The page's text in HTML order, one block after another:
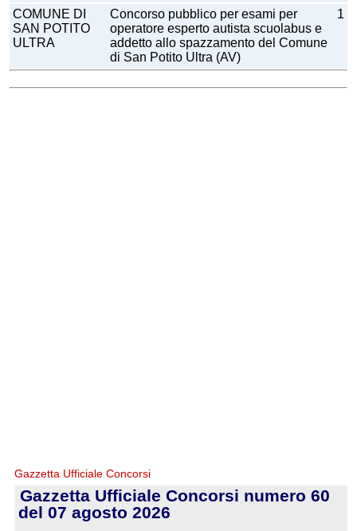
COMUNE DI
SAN POTITO
ULTRA
Concorso pubblico per esami per
operatore esperto autista scuolabus e
addetto allo spazzamento del Comune
di San Potito Ultra (AV)
1
Gazzetta Ufficiale Concorsi
Gazzetta Ufficiale Concorsi numero 60
del 07 agosto 2026